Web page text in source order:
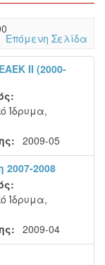
Επόμενη Σελίδα
ΙΙ (2000-
Ίδρυμα,
2009-05
2008
Ίδρυμα,
2009-04